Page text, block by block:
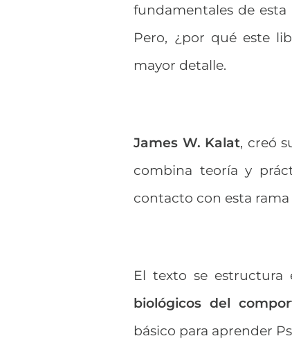
fundamentales de
Pero, ¿por qué este
mayor detalle.
James W. Kalat, creó
combina teoría y
contacto con esta
El texto se
biológicos del
básico para aprender